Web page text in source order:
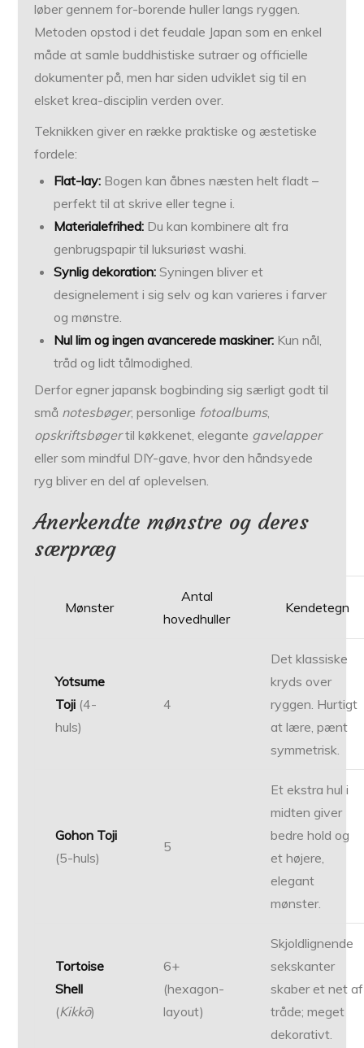
løber gennem for-borende huller langs ryggen.
Metoden opstod i det feudale Japan som en enkel
måde at samle buddhistiske sutraer og officielle
dokumenter på, men har siden udviklet sig til en
elsket krea-disciplin verden over.
Teknikken giver en række praktiske og æstetiske
fordele:
Flat-lay: Bogen kan åbnes næsten helt fladt –
perfekt til at skrive eller tegne i.
Materialefrihed: Du kan kombinere alt fra
genbrugspapir til luksuriøst washi.
Synlig dekoration: Syningen bliver et
designelement i sig selv og kan varieres i farver
og mønstre.
Nul lim og ingen avancerede maskiner: Kun nål,
tråd og lidt tålmodighed.
Derfor egner japansk bogbinding sig særligt godt til
små notesbøger, personlige fotoalbums,
opskriftsbøgertil køkkenet, elegante gavelapper
eller som mindful DIY-gave, hvor den håndsyede
ryg bliver en del af oplevelsen.
Anerkendte mønstre og deres
særpræg
Mønster
Antal
hovedhuller
Kendetegn
Yotsume
Toji (4-
huls)
4
Det klassiske
kryds over
ryggen. Hurtigt
at lære, pænt
symmetrisk.
Gohon Toji
(5-huls)
5
Et ekstra hul i
midten giver
bedre hold og
et højere,
elegant
mønster.
Tortoise
Shell
(Kikkō)
6+
(hexagon-
layout)
Skjoldlignende
sekskanter
skaber et net af
tråde; meget
dekorativt.